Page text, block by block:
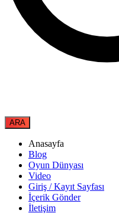
Anasayfa
Blog
Oyun Dünyası
Video
Giriş / Kayıt Sayfası
İçerik Gönder
İletişim